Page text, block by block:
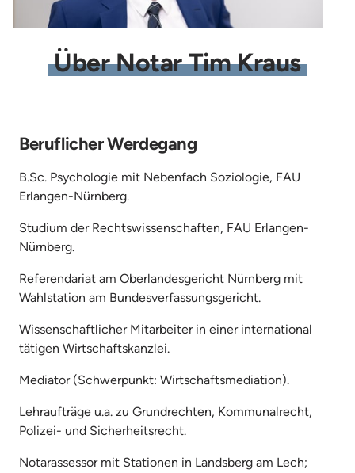
Über Notar Tim Kraus
Beruflicher Werdegang
B.Sc. Psychologie mit Nebenfach Soziologie, FAU
Erlangen-Nürnberg.
Studium der Rechtswissenschaften, FAU Erlangen-
Nürnberg.
Referendariat am Oberlandesgericht Nürnberg mit
Wahlstation am Bundesverfassungsgericht.
Wissenschaftlicher Mitarbeiter in einer international
tätigen Wirtschaftskanzlei.
Mediator (Schwerpunkt: Wirtschaftsmediation).
Lehraufträge u.a. zu Grundrechten, Kommunalrecht,
Polizei- und Sicherheitsrecht.
Notarassessor mit Stationen in Landsberg am Lech;